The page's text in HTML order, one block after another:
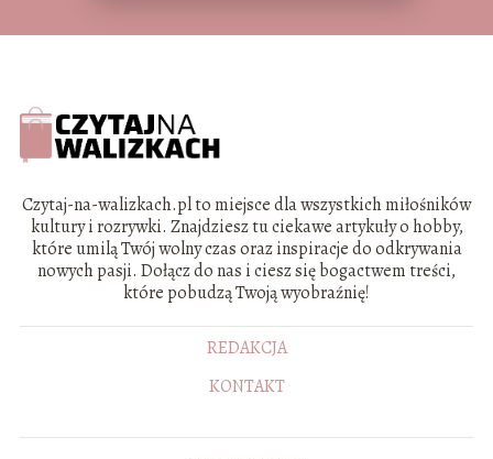
Czytaj-na-walizkach.pl to miejsce dla wszystkich miłośników
kultury i rozrywki. Znajdziesz tu ciekawe artykuły o hobby,
które umilą Twój wolny czas oraz inspiracje do odkrywania
nowych pasji. Dołącz do nas i ciesz się bogactwem treści,
które pobudzą Twoją wyobraźnię!
REDAKCJA
KONTAKT